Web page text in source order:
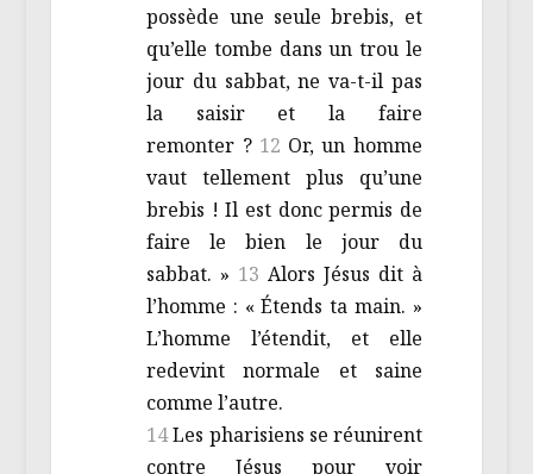
possède une seule brebis, et
qu’elle tombe dans un trou le
jour du sabbat, ne va-t-il pas
la saisir et la faire
remonter ? 12 Or, un homme
vaut tellement plus qu’une
brebis ! Il est donc permis de
faire le bien le jour du
sabbat. » 13Alors Jésus dit à
l’homme : « Étends ta main. »
L’homme l’étendit, et elle
redevint normale et saine
comme l’autre.
14Les pharisiens se réunirent
contre Jésus pour voir